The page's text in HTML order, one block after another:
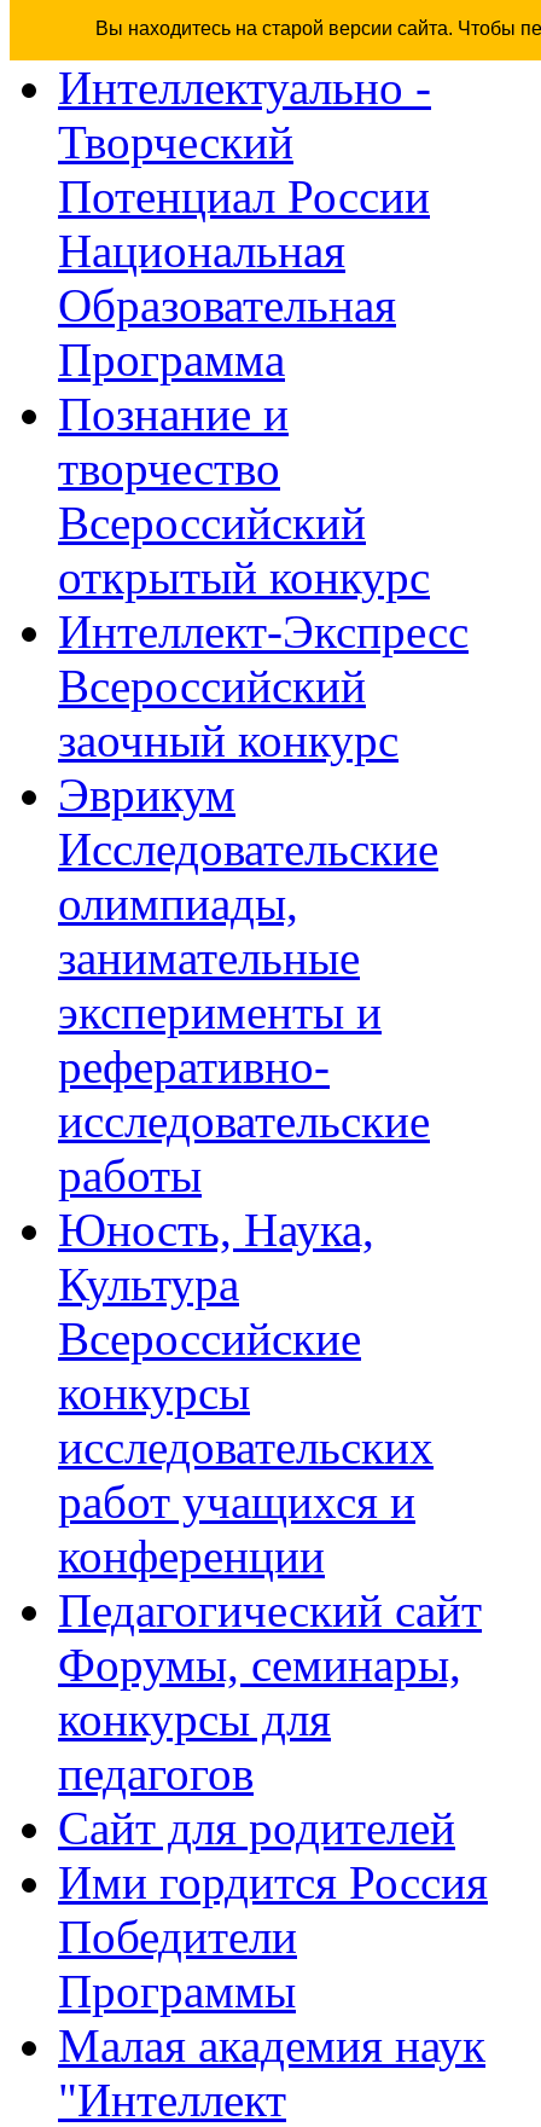
Вы находитесь на старой версии сайта. Чтобы
Интеллектуально -
Творческий
Потенциал России
Национальная
Образовательная
Программа
Познание и
творчество
Всероссийский
открытый конкурс
Интеллект-Экспресс
Всероссийский
заочный конкурс
Эврикум
Исследовательские
олимпиады,
занимательные
эксперименты и
реферативно-
исследовательские
работы
Юность, Наука,
Культура
Всероссийские
конкурсы
исследовательских
работ учащихся и
конференции
Педагогический сайт
Форумы, семинары,
конкурсы для
педагогов
Сайт для родителей
Ими гордится Россия
Победители
Программы
Малая академия наук
"Интеллект